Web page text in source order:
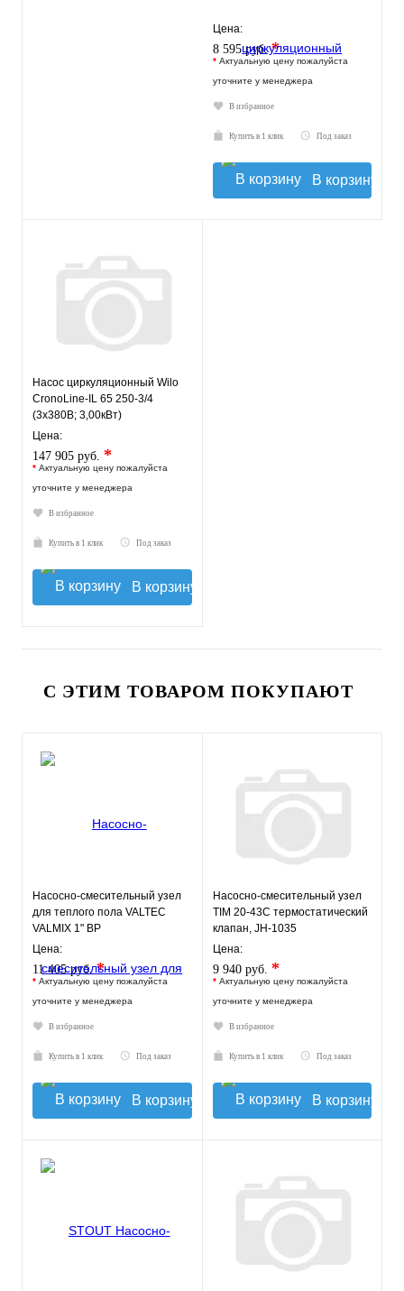
Цена:
8 595 руб.*
* Актуальную цену пожалуйста
уточните у менеджера
В избранное
Купить в 1 клик Под заказ
В корзину
Насос циркуляционный Wilo
CronoLine-IL 65 250-3/4
(3х380В; 3,00кВт)
Цена:
147 905 руб. *
* Актуальную цену пожалуйста
уточните у менеджера
В избранное
Купить в 1 клик Под заказ
В корзину
С ЭТИМ ТОВАРОМ ПОКУПАЮТ
Насосно-смесительный узел
для теплого пола VALTEC
VALMIX 1" ВР
Цена:
11 405 руб.*
* Актуальную цену пожалуйста
уточните у менеджера
В избранное
Купить в 1 клик Под заказ
В корзину
Насосно-смесительный узел
TIM 20-43С термостатический
клапан, JH-1035
Цена:
9 940 руб. *
* Актуальную цену пожалуйста
уточните у менеджера
В избранное
Купить в 1 клик Под заказ
В корзину